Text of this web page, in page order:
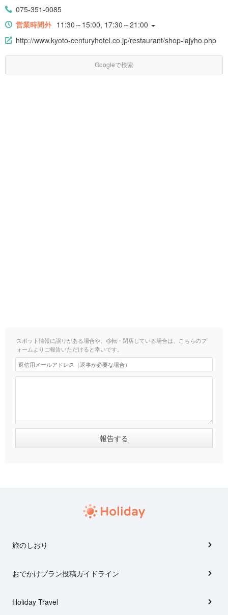
075-351-0085
営業時間外 11:30～15:00, 17:30～21:00
http://www.kyoto-centuryhotel.co.jp/restaurant/shop-lajyho.php
Googleで検索
スポット情報に誤りがある場合や、移転・閉店している場合は、こちらのフ
ォームよりご報告いただけると幸いです。
旅のしおり
おでかけプラン投稿ガイドライン
Holiday Travel